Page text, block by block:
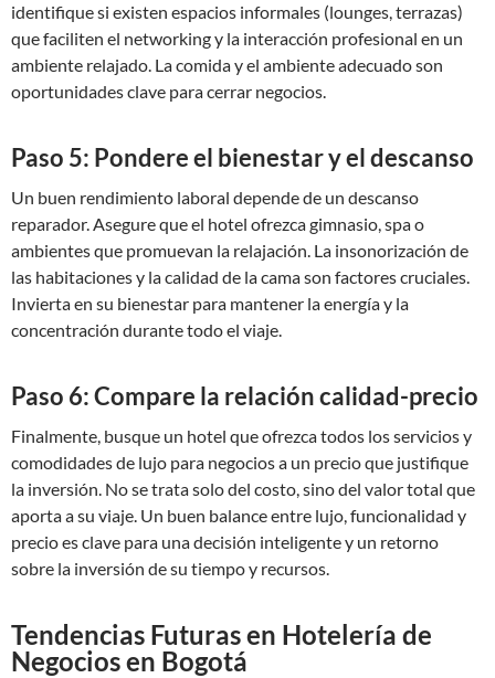
identifique si existen espacios informales (lounges, terrazas)
que faciliten el networking y la interacción profesional en un
ambiente relajado. La comida y el ambiente adecuado son
oportunidades clave para cerrar negocios.
Paso 5: Pondere el bienestar y el descanso
Un buen rendimiento laboral depende de un descanso
reparador. Asegure que el hotel ofrezca gimnasio, spa o
ambientes que promuevan la relajación. La insonorización de
las habitaciones y la calidad de la cama son factores cruciales.
Invierta en su bienestar para mantener la energía y la
concentración durante todo el viaje.
Paso 6: Compare la relación calidad-precio
Finalmente, busque un hotel que ofrezca todos los servicios y
comodidades de lujo para negocios a un precio que justifique
la inversión. No se trata solo del costo, sino del valor total que
aporta a su viaje. Un buen balance entre lujo, funcionalidad y
precio es clave para una decisión inteligente y un retorno
sobre la inversión de su tiempo y recursos.
Tendencias Futuras en Hotelería de
Negocios en Bogotá